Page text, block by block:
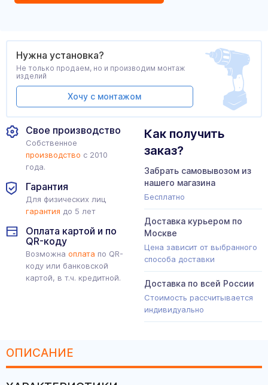
Свое производство
Собственное
производство с 2010
года.
Гарантия
Для физических лиц
гарантия до 5 лет
Оплата картой и по
QR-коду
Возможна оплата по QR-
коду или банковской
картой, в т.ч. кредитной.
Как получить
заказ?
Забрать самовывозом из
нашего магазина
Бесплатно
Доставка курьером по
Москве
Цена зависит от выбранного
способа доставки
Доставка по всей России
Стоимость рассчитывается
индивидуально
Нужна установка?
Не только продаем, но и производим монтаж
изделий
Хочу с монтажом
ОПИСАНИЕ